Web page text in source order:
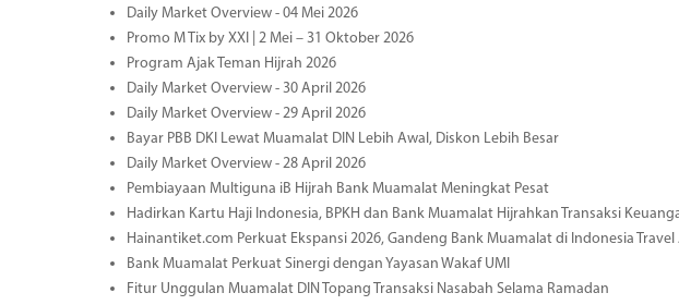
Daily Market Overview - 04 Mei 2026
Promo M Tix by XXI | 2 Mei – 31 Oktober 2026
Program Ajak Teman Hijrah 2026
Daily Market Overview - 30 April 2026
Daily Market Overview - 29 April 2026
Bayar PBB DKI Lewat Muamalat DIN Lebih Awal, Diskon Lebih Besar
Daily Market Overview - 28 April 2026
Pembiayaan Multiguna iB Hijrah Bank Muamalat Meningkat Pesat
Hadirkan Kartu Haji Indonesia, BPKH dan Bank Muamalat Hijrahkan Transaksi
Hainantiket.com Perkuat Ekspansi 2026, Gandeng Bank Muamalat di Indonesia
Bank Muamalat Perkuat Sinergi dengan Yayasan Wakaf UMI
Fitur Unggulan Muamalat DIN Topang Transaksi Nasabah Selama Ramadan